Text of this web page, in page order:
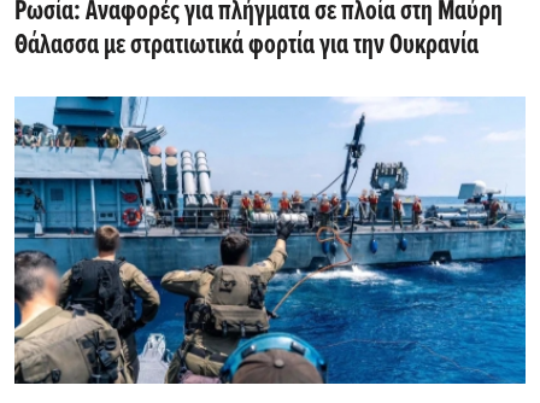
Ρωσία: Αναφορές για πλήγματα σε πλοία στη Μαύρη
Θάλασσα με στρατιωτικά φορτία για την Ουκρανία